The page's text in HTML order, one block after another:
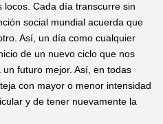
Cada día transcurre sin
social mundial acuerda que
Así, un día como cualquier
de un nuevo ciclo que nos
futuro mejor. Así, en todas
con mayor o menor intensidad
y de tener nuevamente la